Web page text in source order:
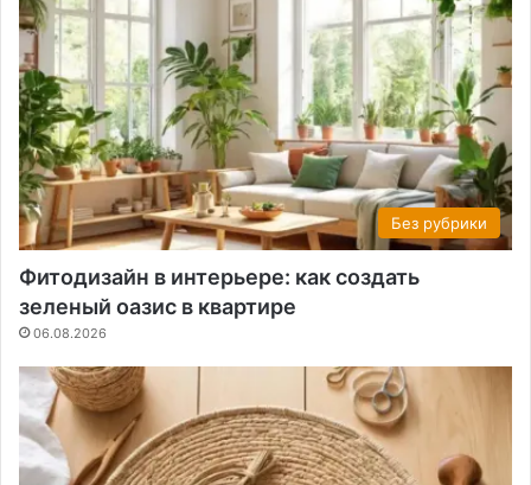
Без рубрики
Фитодизайн в интерьере: как создать
зеленый оазис в квартире
06.08.2026